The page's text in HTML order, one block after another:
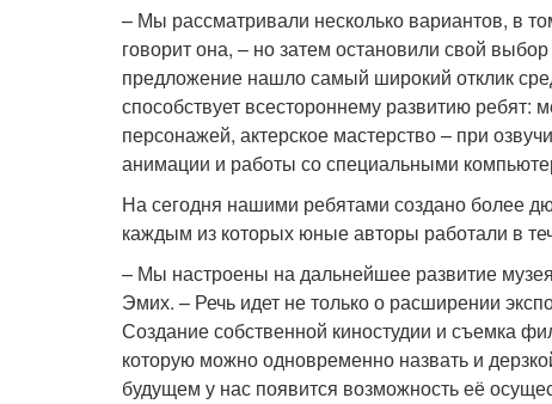
– Мы рассматривали несколько вариантов, в
говорит она, – но затем остановили свой
предложение нашло самый широкий отклик
способствует всестороннему развитию ребят:
персонажей, актерское мастерство – при
анимации и работы со специальными
На сегодня нашими ребятами создано более
каждым из которых юные авторы работали в
– Мы настроены на дальнейшее развитие
Эмих. – Речь идет не только о расширении
Создание собственной киностудии и съемка
которую можно одновременно назвать и
будущем у нас появится возможность её